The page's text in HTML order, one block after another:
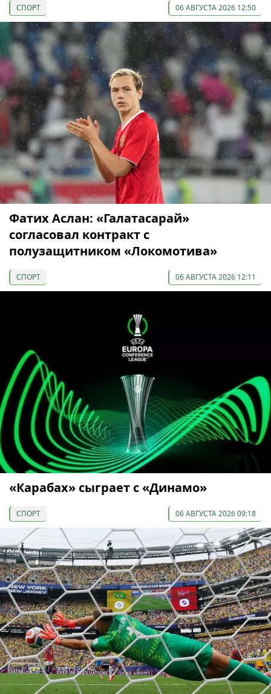
СПОРТ 06 АВГУСТА 2026 12:50
Фатих Аслан: «Галатасарай»
согласовал контракт с
полузащитником «Локомотива»
СПОРТ 06 АВГУСТА 2026 12:11
«Карабах» сыграет с «Динамо»
СПОРТ 06 АВГУСТА 2026 09:18